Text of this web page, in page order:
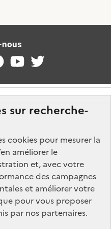
sur recherche-
cookies pour mesurer la
améliorer le
et, avec votre
des campagnes
et améliorer votre
pour vous proposer
par nos partenaires.